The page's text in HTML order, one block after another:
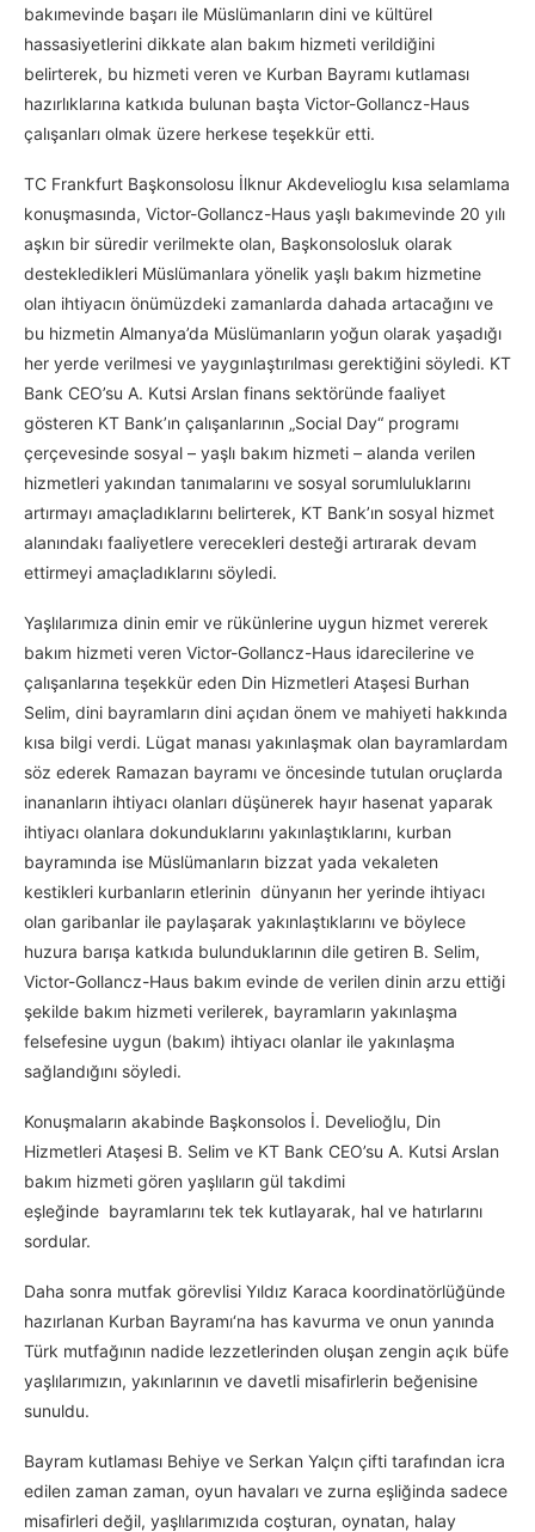
bakımevinde başarı ile Müslümanların dini ve kültürel
hassasiyetlerini dikkate alan bakım hizmeti verildiğini
belirterek, bu hizmeti veren ve Kurban Bayramı kutlaması
hazırlıklarına katkıda bulunan başta Victor-Gollancz-Haus
çalışanları olmak üzere herkese teşekkür etti.
TC Frankfurt Başkonsolosu İlknur Akdevelioglu kısa selamlama
konuşmasında, Victor-Gollancz-Haus yaşlı bakımevinde 20 yılı
aşkın bir süredir verilmekte olan, Başkonsolosluk olarak
destekledikleri Müslümanlara yönelik yaşlı bakım hizmetine
olan ihtiyacın önümüzdeki zamanlarda dahada artacağını ve
bu hizmetin Almanya’da Müslümanların yoğun olarak yaşadığı
her yerde verilmesi ve yaygınlaştırılması gerektiğini söyledi. KT
Bank CEO’su A. Kutsi Arslan finans sektöründe faaliyet
gösteren KT Bank’ın çalışanlarının „Social Day“ programı
çerçevesinde sosyal – yaşlı bakım hizmeti – alanda verilen
hizmetleri yakından tanımalarını ve sosyal sorumluluklarını
artırmayı amaçladıklarını belirterek, KT Bank’ın sosyal hizmet
alanındakı faaliyetlere verecekleri desteği artırarak devam
ettirmeyi amaçladıklarını söyledi.
Yaşlılarımıza dinin emir ve rükünlerine uygun hizmet vererek
bakım hizmeti veren Victor-Gollancz-Haus idarecilerine ve
çalışanlarına teşekkür eden Din Hizmetleri Ataşesi Burhan
Selim, dini bayramların dini açıdan önem ve mahiyeti hakkında
kısa bilgi verdi. Lügat manası yakınlaşmak olan bayramlardam
söz ederek Ramazan bayramı ve öncesinde tutulan oruçlarda
inananların ihtiyacı olanları düşünerek hayır hasenat yaparak
ihtiyacı olanlara dokunduklarını yakınlaştıklarını, kurban
bayramında ise Müslümanların bizzat yada vekaleten
kestikleri kurbanların etlerinin dünyanın her yerinde ihtiyacı
olan garibanlar ile paylaşarak yakınlaştıklarını ve böylece
huzura barışa katkıda bulunduklarının dile getiren B. Selim,
Victor-Gollancz-Haus bakım evinde de verilen dinin arzu ettiği
şekilde bakım hizmeti verilerek, bayramların yakınlaşma
felsefesine uygun (bakım) ihtiyacı olanlar ile yakınlaşma
sağlandığını söyledi.
Konuşmaların akabinde Başkonsolos İ. Develioğlu, Din
Hizmetleri Ataşesi B. Selim ve KT Bank CEO’su A. Kutsi Arslan
bakım hizmeti gören yaşlıların gül takdimi
eşleğinde bayramlarını tek tek kutlayarak, hal ve hatırlarını
sordular.
Daha sonra mutfak görevlisi Yıldız Karaca koordinatörlüğünde
hazırlanan Kurban Bayramı‘na has kavurma ve onun yanında
Türk mutfağının nadide lezzetlerinden oluşan zengin açık büfe
yaşlılarımızın, yakınlarının ve davetli misafirlerin beğenisine
sunuldu.
Bayram kutlaması Behiye ve Serkan Yalçın çifti tarafından icra
edilen zaman zaman, oyun havaları ve zurna eşliğinda sadece
misafirleri değil, yaşlılarımızıda coşturan, oynatan, halay